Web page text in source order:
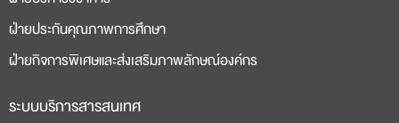
ฝ่ายประกันคุณภาพการศึกษา
ฝ่ายกิจการพิเศษและส่งเสริมภาพลักษณ์องค์กร
ระบบบริการสารสนเทศ